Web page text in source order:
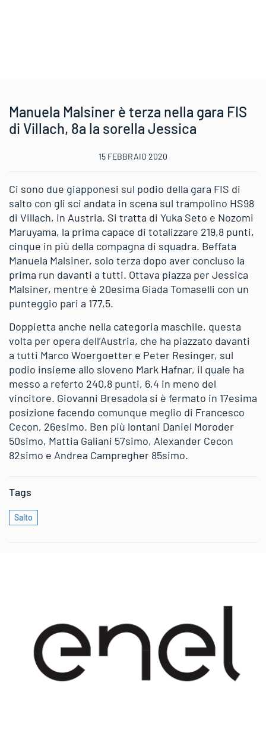
Manuela Malsiner è terza nella gara FIS
di Villach, 8a la sorella Jessica
15 FEBBRAIO 2020
Ci sono due giapponesi sul podio della gara FIS di
salto con gli sci andata in scena sul trampolino HS98
di Villach, in Austria. Si tratta di Yuka Seto e Nozomi
Maruyama, la prima capace di totalizzare 219,8 punti,
cinque in più della compagna di squadra. Beffata
Manuela Malsiner, solo terza dopo aver concluso la
prima run davanti a tutti. Ottava piazza per Jessica
Malsiner, mentre è 20esima Giada Tomaselli con un
punteggio pari a 177,5.
Doppietta anche nella categoria maschile, questa
volta per opera dell’Austria, che ha piazzato davanti
a tutti Marco Woergoetter e Peter Resinger, sul
podio insieme allo sloveno Mark Hafnar, il quale ha
messo a referto 240,8 punti, 6,4 in meno del
vincitore. Giovanni Bresadola si è fermato in 17esima
posizione facendo comunque meglio di Francesco
Cecon, 26esimo. Ben più lontani Daniel Moroder
50simo, Mattia Galiani 57simo, Alexander Cecon
82simo e Andrea Campregher 85simo.
Tags
Salto